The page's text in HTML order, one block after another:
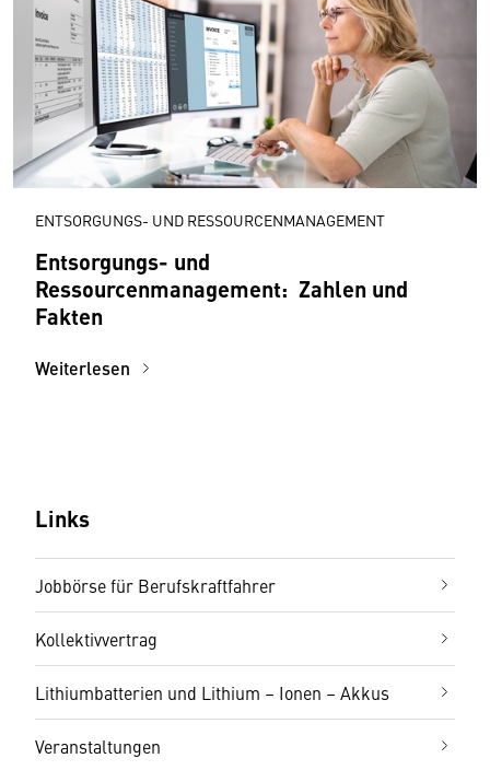
ENTSORGUNGS- UND RESSOURCENMANAGEMENT
Entsorgungs- und
Ressourcenmanagement: Zahlen und
Fakten
Weiterlesen
Links
Jobbörse für Berufskraftfahrer
Kollektivvertrag
Lithiumbatterien und Lithium – Ionen – Akkus
Veranstaltungen